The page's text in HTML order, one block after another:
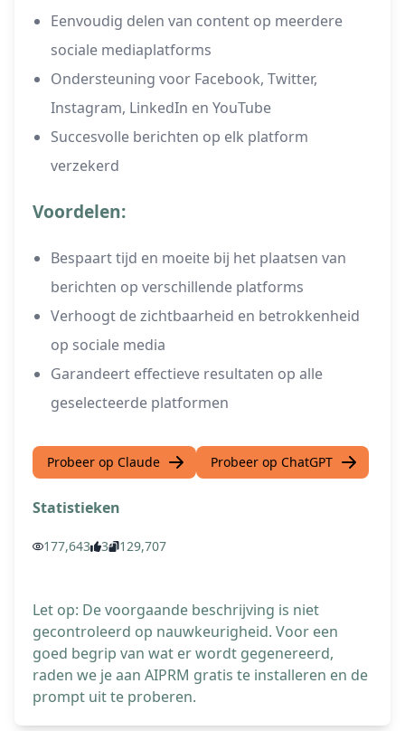
Eenvoudig delen van content op meerdere
sociale mediaplatforms
Ondersteuning voor Facebook, Twitter,
Instagram, LinkedIn en YouTube
Succesvolle berichten op elk platform
verzekerd
Voordelen:
Bespaart tijd en moeite bij het plaatsen van
berichten op verschillende platforms
Verhoogt de zichtbaarheid en betrokkenheid
op sociale media
Garandeert effectieve resultaten op alle
geselecteerde platformen
Probeer op Claude Probeer op ChatGPT
Statistieken
177,643 3 129,707
Let op: De voorgaande beschrijving is niet
gecontroleerd op nauwkeurigheid. Voor een
goed begrip van wat er wordt gegenereerd,
raden we je aan AIPRM gratis te installeren en de
prompt uit te proberen.